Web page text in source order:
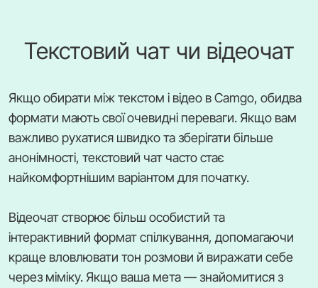
Текстовий чат чи відеочат
Якщо обирати між текстом і відео в Camgo, обидва
формати мають свої очевидні переваги. Якщо вам
важливо рухатися швидко та зберігати більше
анонімності, текстовий чат часто стає
найкомфортнішим варіантом для початку.
Відеочат створює більш особистий та
інтерактивний формат спілкування, допомагаючи
краще вловлювати тон розмови й виражати себе
через міміку. Якщо ваша мета — знайомитися з